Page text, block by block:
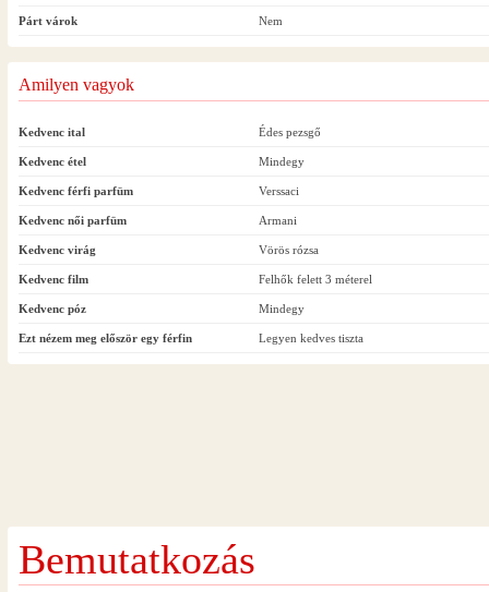
Párt várok Nem
Amilyen vagyok
Kedvenc ital Édes pezsgő
Kedvenc étel Mindegy
Kedvenc férfi parfüm Verssaci
Kedvenc női parfüm Armani
Kedvenc virág Vörös rózsa
Kedvenc film Felhők felett 3 méterel
Kedvenc póz Mindegy
Ezt nézem meg először egy férfin Legyen kedves tiszta
Bemutatkozás